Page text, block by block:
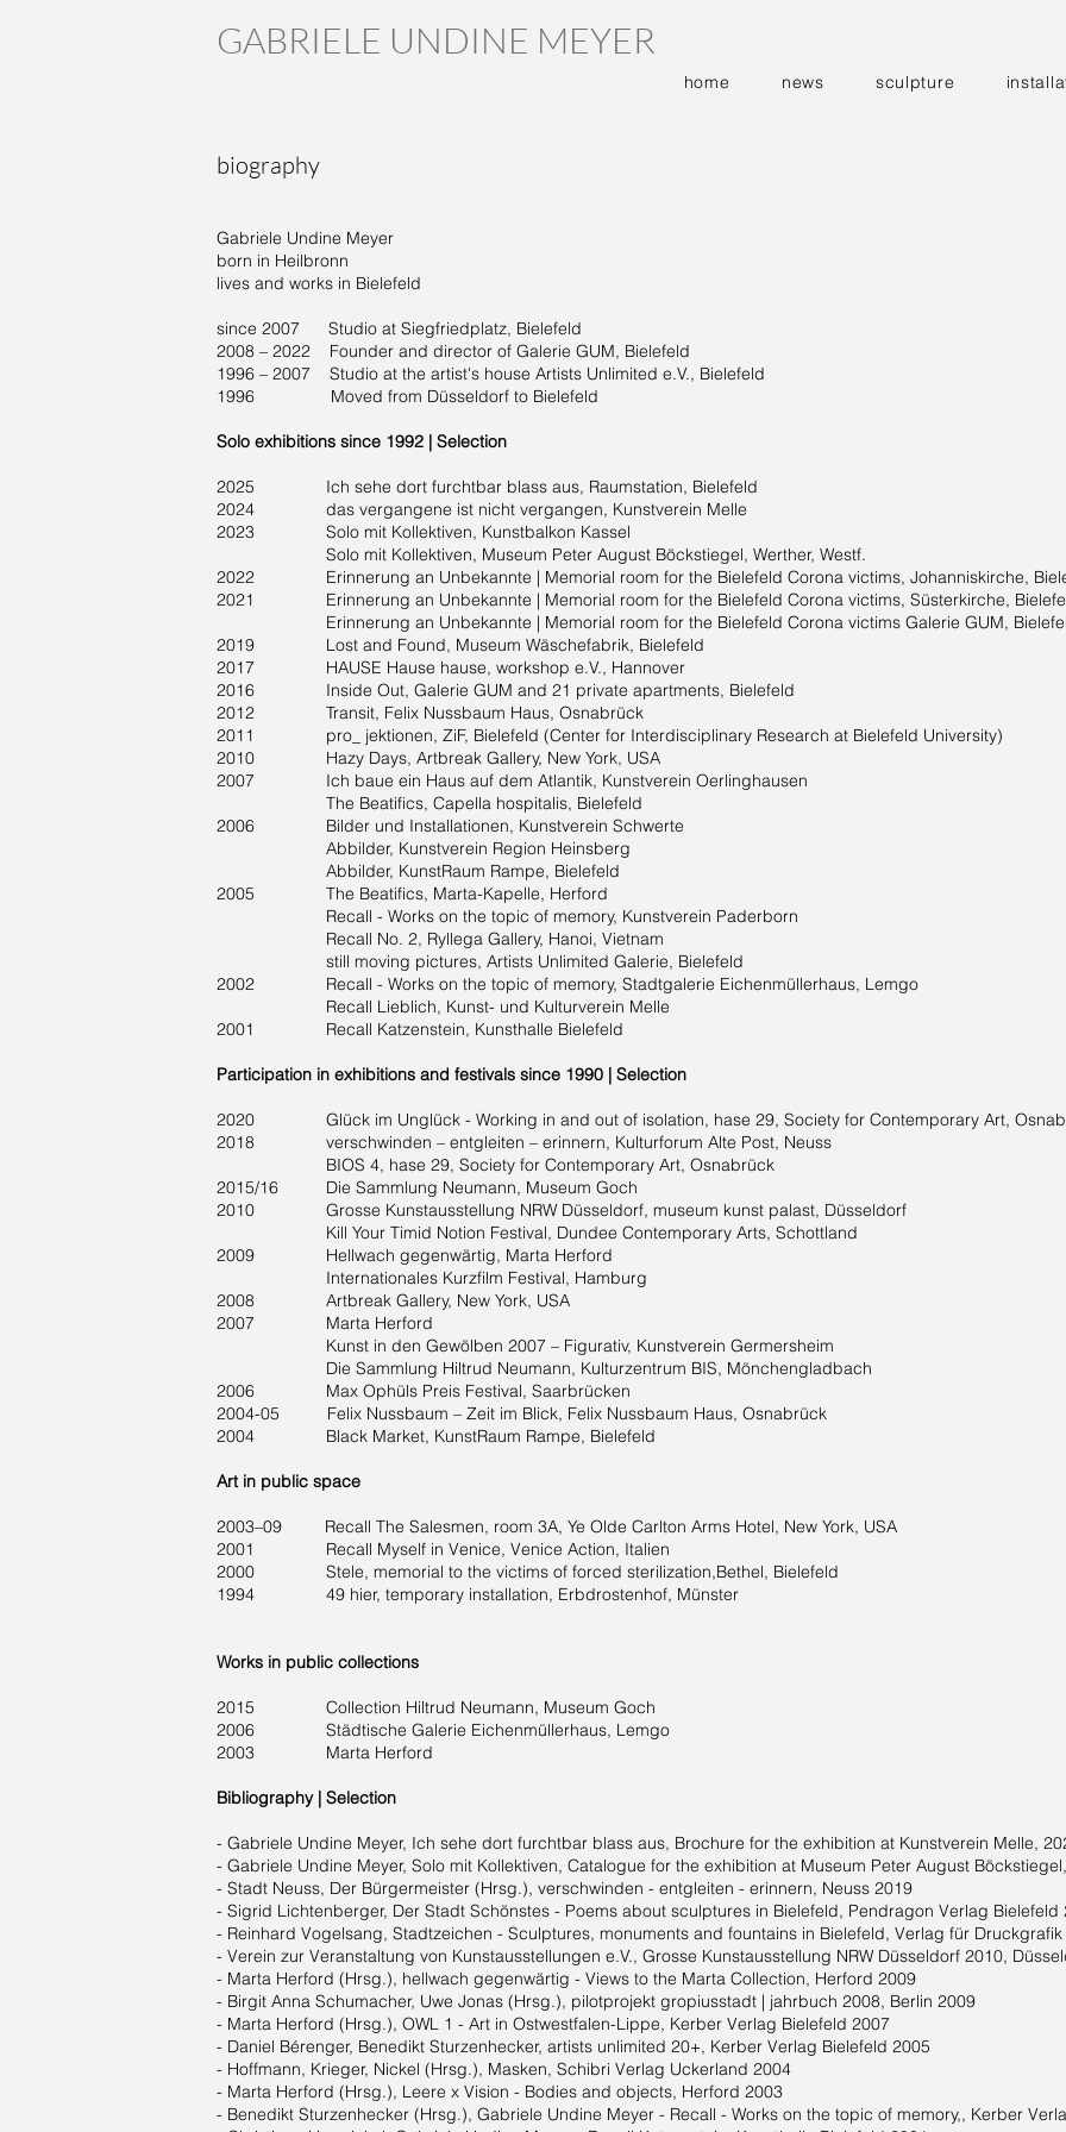
GABRIELE UNDINE MEYER
home news sculpture
biography
Gabriele Undine Meyer
born in Heilbronn
lives and works in Bielefeld
since 2007 Studio at Siegfriedplatz, Bielefeld
2008 – 2022 Founder and director of Galerie GUM, Bielefeld
1996 – 2007 Studio at the artist's house Artists Unlimited e.V., Bielefeld
1996 Moved from Düsseldorf to Bielefeld
Solo exhibitions since 1992 | Selection
2025 Ich sehe dort furchtbar blass aus, Raumstation, Bielefeld
2024 das vergangene ist nicht vergangen, Kunstverein Melle
2023 Solo mit Kollektiven, Kunstbalkon Kassel
Solo mit Kollektiven, Museum Peter August Böckstiegel, Werther, Westf.
2022 Erinnerung an Unbekannte | Memorial room for the Bielefeld Corona victims, Johanniskirche,
2021 Erinnerung an Unbekannte | Memorial room for the Bielefeld Corona victims, Süsterkirche,
Erinnerung an Unbekannte | Memorial room for the Bielefeld Corona victims Galerie GUM,
2019 Lost and Found, Museum Wäschefabrik, Bielefeld
2017 HAUSE Hause hause, workshop e.V., Hannover
2016 Inside Out, Galerie GUM and 21 private apartments, Bielefeld
2012 Transit, Felix Nussbaum Haus, Osnabrück
2011 pro_ jektionen, ZiF, Bielefeld (Center for Interdisciplinary Research at Bielefeld University)
2010 Hazy Days, Artbreak Gallery, New York, USA
2007 Ich baue ein Haus auf dem Atlantik, Kunstverein Oerlinghausen
The Beatifics, Capella hospitalis, Bielefeld
2006 Bilder und Installationen, Kunstverein Schwerte
Abbilder, Kunstverein Region Heinsberg
Abbilder, KunstRaum Rampe, Bielefeld
2005 The Beatifics, Marta-Kapelle, Herford
Recall - Works on the topic of memory, Kunstverein Paderborn
Recall No. 2, Ryllega Gallery, Hanoi, Vietnam
still moving pictures, Artists Unlimited Galerie, Bielefeld
2002 Recall - Works on the topic of memory, Stadtgalerie Eichenmüllerhaus, Lemgo
Recall Lieblich, Kunst- und Kulturverein Melle
2001 Recall Katzenstein, Kunsthalle Bielefeld
Participation in exhibitions and festivals since 1990 | Selection
2020 Glück im Unglück - Working in and out of isolation, hase 29, Society for Contemporary Art,
2018 verschwinden – entgleiten – erinnern, Kulturforum Alte Post, Neuss
BIOS 4, hase 29, Society for Contemporary Art, Osnabrück
2015/16 Die Sammlung Neumann, Museum Goch
2010 Grosse Kunstausstellung NRW Düsseldorf, museum kunst palast, Düsseldorf
Kill Your Timid Notion Festival, Dundee Contemporary Arts, Schottland
2009 Hellwach gegenwärtig, Marta Herford
Internationales Kurzfilm Festival, Hamburg
2008 Artbreak Gallery, New York, USA
2007 Marta Herford
Kunst in den Gewölben 2007 – Figurativ, Kunstverein Germersheim
Die Sammlung Hiltrud Neumann, Kulturzentrum BIS, Mönchengladbach
2006 Max Ophüls Preis Festival, Saarbrücken
2004-05 Felix Nussbaum – Zeit im Blick, Felix Nussbaum Haus, Osnabrück
2004 Black Market, KunstRaum Rampe, Bielefeld
Art in public space
2003–09 Recall The Salesmen, room 3A, Ye Olde Carlton Arms Hotel, New York, USA
2001 Recall Myself in Venice, Venice Action, Italien
2000 Stele, memorial to the victims of forced sterilization,Bethel, Bielefeld
1994 49 hier, temporary installation, Erbdrostenhof, Münster
Works in public collections
2015 Collection Hiltrud Neumann, Museum Goch
2006 Städtische Galerie Eichenmüllerhaus, Lemgo
2003 Marta Herford
Bibliography | Selection
- Gabriele Undine Meyer, Ich sehe dort furchtbar blass aus, Brochure for the exhibition at Kunstverein Melle,
- Gabriele Undine Meyer, Solo mit Kollektiven, Catalogue for the exhibition at Museum Peter August
- Stadt Neuss, Der Bürgermeister (Hrsg.), verschwinden - entgleiten - erinnern, Neuss 2019
- Sigrid Lichtenberger, Der Stadt Schönstes - Poems about sculptures in Bielefeld, Pendragon Verlag Bielefeld
- Reinhard Vogelsang, Stadtzeichen - Sculptures, monuments and fountains in Bielefeld, Verlag für
- Verein zur Veranstaltung von Kunstausstellungen e.V., Grosse Kunstausstellung NRW Düsseldorf 2010,
- Marta Herford (Hrsg.), hellwach gegenwärtig - Views to the Marta Collection, Herford 2009
- Birgit Anna Schumacher, Uwe Jonas (Hrsg.), pilotprojekt gropiusstadt | jahrbuch 2008, Berlin 2009
- Marta Herford (Hrsg.), OWL 1 - Art in Ostwestfalen-Lippe, Kerber Verlag Bielefeld 2007
- Daniel Bérenger, Benedikt Sturzenhecker, artists unlimited 20+, Kerber Verlag Bielefeld 2005
- Hoffmann, Krieger, Nickel (Hrsg.), Masken, Schibri Verlag Uckerland 2004
- Marta Herford (Hrsg.), Leere x Vision - Bodies and objects, Herford 2003
- Benedikt Sturzenhecker (Hrsg.), Gabriele Undine Meyer - Recall - Works on the topic of memory,, Kerber